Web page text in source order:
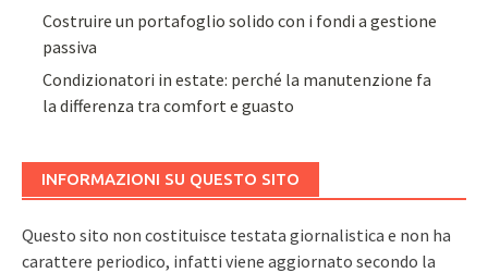
Costruire un portafoglio solido con i fondi a gestione
passiva
Condizionatori in estate: perché la manutenzione fa
la differenza tra comfort e guasto
INFORMAZIONI SU QUESTO SITO
Questo sito non costituisce testata giornalistica e non ha
carattere periodico, infatti viene aggiornato secondo la